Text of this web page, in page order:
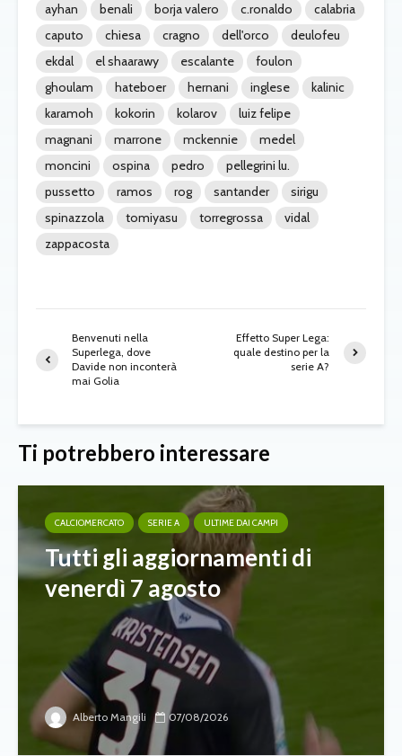
ayhan benali borja valero c.ronaldo
calabria
caputo
chiesa cragno dell'orco
deulofeu
ekdal
el shaarawy escalante
foulon
ghoulam
hateboer hernani inglese
kalinic
karamoh
kokorin kolarov
luiz felipe
magnani
marrone mckennie
medel
moncini
ospina pedro
pellegrini lu.
pussetto
ramos rog santander
sirigu
spinazzola
tomiyasu torregrossa
vidal
zappacosta
Benvenuti nella
Superlega, dove
Davide non inconterà
mai Golia
Effetto Super Lega:
quale destino per la
serie A?
Ti potrebbero interessare
CALCIOMERCATO SERIE A ULTIME DAI CAMPI
Tutti gli aggiornamenti di
venerdì 7 agosto
Alberto Mangili 07/08/2026